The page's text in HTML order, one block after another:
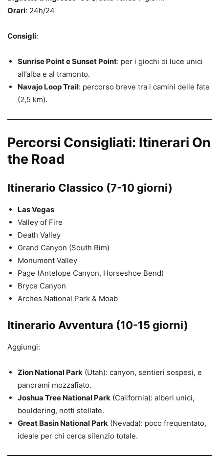
Orari: 24h/24
Consigli:
Sunrise Point e Sunset Point: per i giochi di luce unici
all’alba e al tramonto.
Navajo Loop Trail: percorso breve tra i camini delle fate
(2,5 km).
Percorsi Consigliati: Itinerari On
the Road
Itinerario Classico (7-10 giorni)
Las Vegas
Valley of Fire
Death Valley
Grand Canyon (South Rim)
Monument Valley
Page (Antelope Canyon, Horseshoe Bend)
Bryce Canyon
Arches National Park & Moab
Itinerario Avventura (10-15 giorni)
Aggiungi:
Zion National Park (Utah): canyon, sentieri sospesi, e
panorami mozzafiato.
Joshua Tree National Park (California): alberi unici,
bouldering, notti stellate.
Great Basin National Park (Nevada): poco frequentato,
ideale per chi cerca silenzio totale.